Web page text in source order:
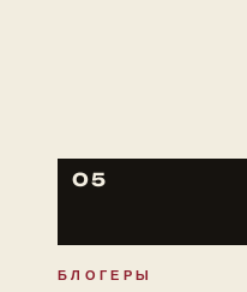
05
БЛОГЕРЫ